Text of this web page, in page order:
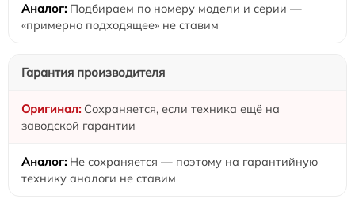
Подбираем по номеру модели и серии —
«примерно подходящее» не ставим
Гарантия производителя
Сохраняется, если техника ещё на
заводской гарантии
Не сохраняется — поэтому на гарантийную
технику аналоги не ставим